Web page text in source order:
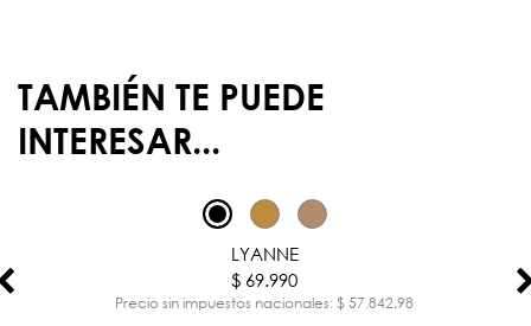
TAMBIÉN TE PUEDE
INTERESAR...
LYANNE
$ 69.990
Precio sin impuestos nacionales: $ 57.842,98